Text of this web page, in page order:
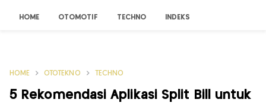
HOME OTOMOTIF TECHNO INDEKS
HOME OTOTEKNO TECHNO
5 Rekomendasi Aplikasi Split Bill untuk